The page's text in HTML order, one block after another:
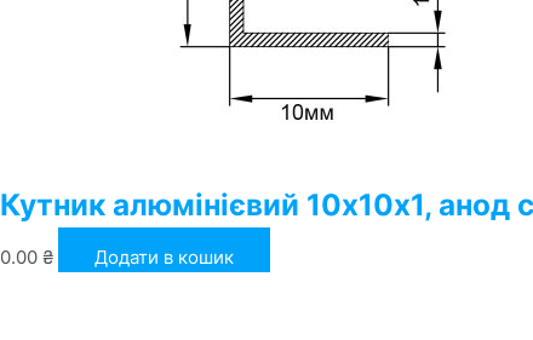
Кутник алюмінієвий 10х10х1, анод
0.00₴ Додати в кошик